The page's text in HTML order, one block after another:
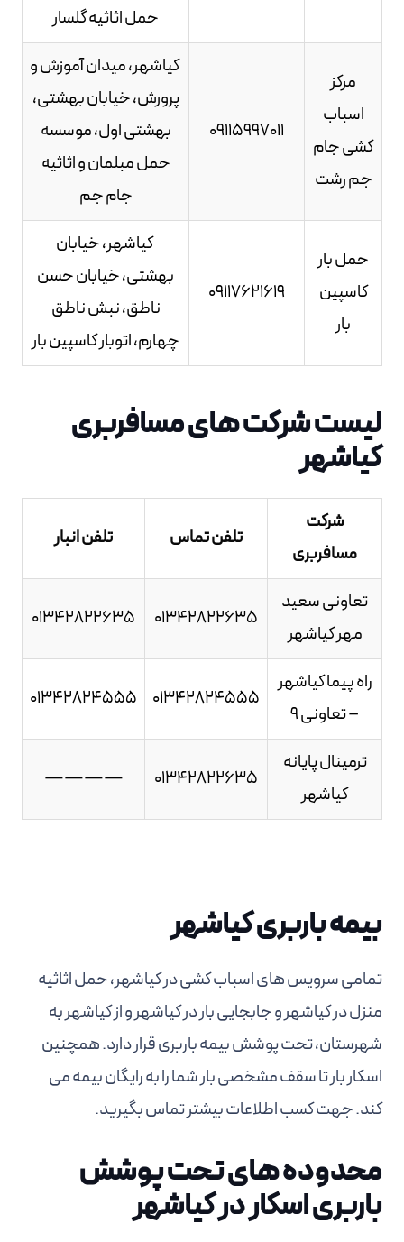
حمل اثاثیه گلسار
مرکز
اسباب
کشی جام
جم رشت
09115997011
کیاشهر، میدان آموزش و
پرورش، خیابان بهشتی،
بهشتی اول، موسسه
حمل مبلمان و اثاثیه
جام جم
حمل بار
کاسپین
بار
09117621619
کیاشهر، خیابان
بهشتی، خیابان حسن
ناطق، نبش ناطق
چهارم، اتوبار کاسپین بار
لیست شرکت های مسافربری
کیاشهر
شرکت
مسافربری
تلفن تماس تلفن انبار
تعاونی سعید
مهر کیاشهر
01342822635
01342822635
راه پیما کیاشهر
– تعاونی 9
01342824555
01342824555
ترمینال پایانه
کیاشهر
01342822635
————
بیمه باربری کیاشهر
تمامی سرویس های اسباب کشی در کیاشهر، حمل اثاثیه
منزل در کیاشهر و جابجایی بار در کیاشهر و از کیاشهر به
شهرستان، تحت پوشش بیمه باربری قرار دارد. همچنین
اسکار بار تا سقف مشخصی بار شما را به رایگان بیمه می
کند. جهت کسب اطلاعات بیشتر تماس بگیرید.
محدوده های تحت پوشش
باربری اسکار در کیاشهر